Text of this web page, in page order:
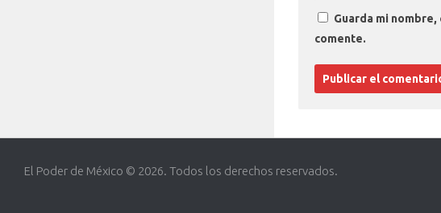
Guarda mi
comente.
El Poder de México © 2026. Todos los derechos reservados.